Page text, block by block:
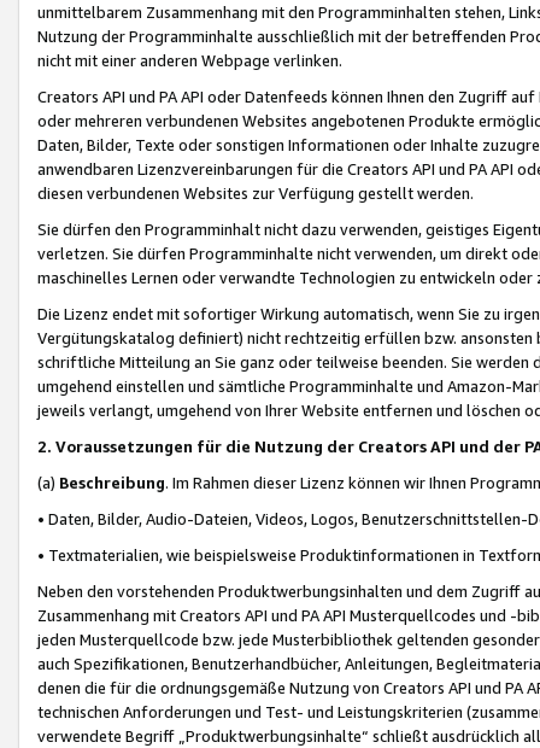
unmittelbarem Zusammenhang mit den Programminhalten stehen,
Nutzung der Programminhalte ausschließlich mit der betreffenden
nicht mit einer anderen Webpage verlinken.
Creators API und PA API oder Datenfeeds können Ihnen den Zugriff
oder mehreren verbundenen Websites angebotenen Produkte
Daten, Bilder, Texte oder sonstigen Informationen oder Inhalte
anwendbaren Lizenzvereinbarungen für die Creators API und PA API
diesen verbundenen Websites zur Verfügung gestellt werden.
Sie dürfen den Programminhalt nicht dazu verwenden, geistiges
verletzen. Sie dürfen Programminhalte nicht verwenden, um direkt
maschinelles Lernen oder verwandte Technologien zu entwickeln
Die Lizenz endet mit sofortiger Wirkung automatisch, wenn Sie zu
Vergütungskatalog definiert) nicht rechtzeitig erfüllen bzw. ansonsten
schriftliche Mitteilung an Sie ganz oder teilweise beenden. Sie werden
umgehend einstellen und sämtliche Programminhalte und Amazon-
jeweils verlangt, umgehend von Ihrer Website entfernen und löschen
2. Voraussetzungen für die Nutzung der Creators API und der
(a) Beschreibung. Im Rahmen dieser Lizenz können wir Ihnen
• Daten, Bilder, Audio-Dateien, Videos, Logos, Benutzerschnittstellen-
• Textmaterialien, wie beispielsweise Produktinformationen in
Neben den vorstehenden Produktwerbungsinhalten und dem Zugriff
Zusammenhang mit Creators API und PA API Musterquellcodes und
jeden Musterquellcode bzw. jede Musterbibliothek geltenden
auch Spezifikationen, Benutzerhandbücher, Anleitungen,
denen die für die ordnungsgemäße Nutzung von Creators API und PA
technischen Anforderungen und Test- und Leistungskriterien
verwendete Begriff „Produktwerbungsinhalte“ schließt ausdrücklich